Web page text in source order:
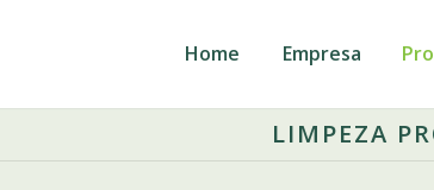
Home Empresa
LIMPEZA